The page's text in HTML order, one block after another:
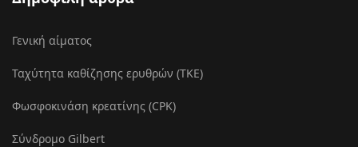
Γενική αίματος
Ταχύτητα καθίζησης ερυθρών (ΤΚΕ)
Φωσφοκινάση κρεατίνης (CPK)
Σύνδρομο Gilbert